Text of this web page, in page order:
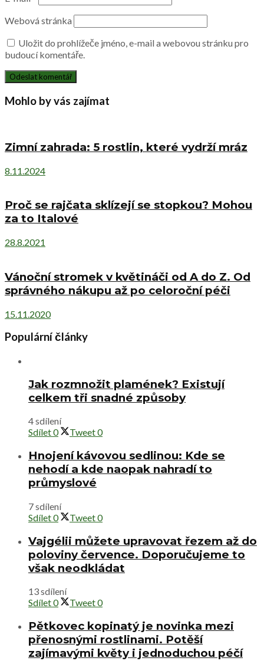
Webová stránka
Uložit do prohlížeče jméno, e-mail a webovou stránku pro
budoucí komentáře.
Mohlo by vás zajímat
Zimní zahrada: 5 rostlin, které vydrží mráz
8.11.2024
Proč se rajčata sklízejí se stopkou? Mohou
za to Italové
28.8.2021
Vánoční stromek v květináči od A do Z. Od
správného nákupu až po celoroční péči
15.11.2020
Populární články
Jak rozmnožit plamének? Existují
celkem tři snadné způsoby
4 sdílení
Sdílet0 Tweet0
Hnojení kávovou sedlinou: Kde se
nehodí a kde naopak nahradí to
průmyslové
7 sdílení
Sdílet0 Tweet0
Vajgélii můžete upravovat řezem až do
poloviny července. Doporučujeme to
však neodkládat
13 sdílení
Sdílet0 Tweet0
Pětkovec kopinatý je novinka mezi
přenosnými rostlinami. Potěší
zajímavými květy i jednoduchou péčí